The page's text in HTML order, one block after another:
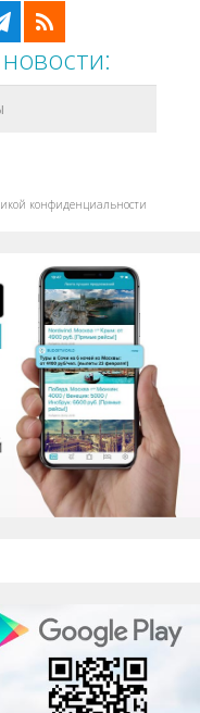
конфиденциальности